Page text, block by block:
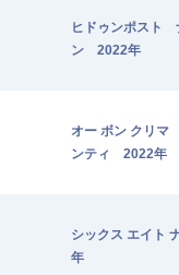
ヒドゥンポスト
ン 2022年
オー ボン クリマ
ンティ 2022年
シックス エイ
年